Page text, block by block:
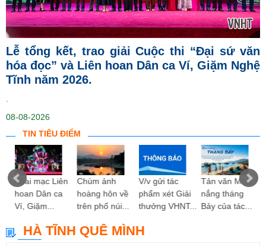
Lễ tổng kết, trao giải Cuộc thi “Đại sứ văn
hóa đọc” và Liên hoan Dân ca Ví, Giặm Nghệ
Tĩnh năm 2026.
08-08-2026
TIN TIÊU ĐIỂM
Khai mạc Liên
hoan Dân ca
Ví, Giặm...
Chùm ảnh
hoàng hôn về
trên phố núi...
V/v gửi tác
phẩm xét Giải
thưởng VHNT...
Tản văn Mùa
nắng tháng
Bảy của tác...
HÀ TĨNH QUÊ MÌNH